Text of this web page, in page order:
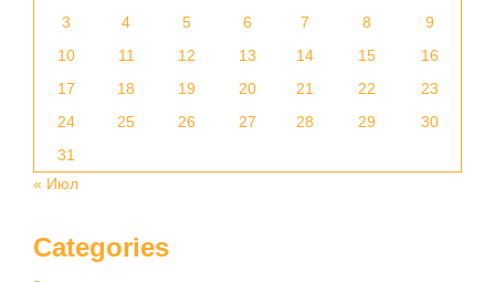
3
4 5 6 7 8
9
10
11 12 13 14 15
16
17
18 19 20 21 22
23
24
25 26 27 28 29
30
31
« Июл
Categories